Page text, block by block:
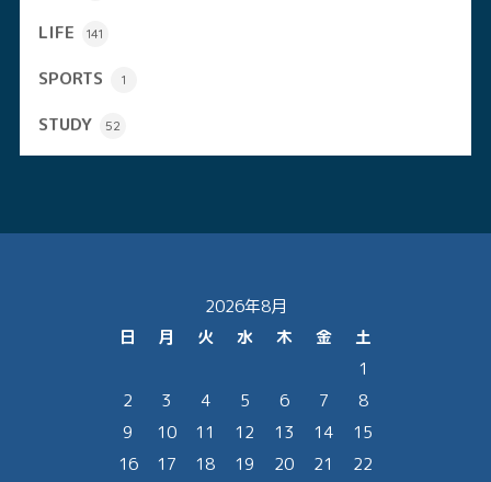
LIFE 141
SPORTS 1
STUDY 52
2026年8月
日
月 火 水 木 金
土
1
2
3 4 5 6 7
8
9
10 11 12 13 14
15
16
17 18 19 20 21 22